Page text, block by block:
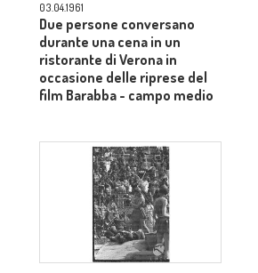
03.04.1961
Due persone conversano
durante una cena in un
ristorante di Verona in
occasione delle riprese del
film Barabba - campo medio